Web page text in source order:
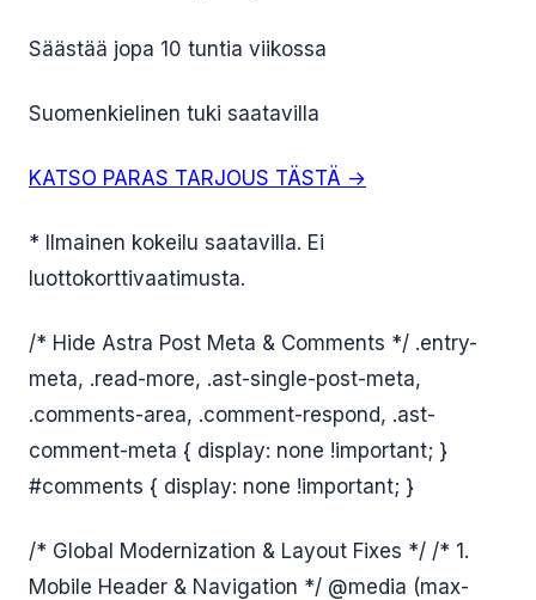
Säästää jopa 10 tuntia viikossa
Suomenkielinen tuki saatavilla
KATSO PARAS TARJOUS TÄSTÄ →
* Ilmainen kokeilu saatavilla. Ei
luottokorttivaatimusta.
/* Hide Astra Post Meta & Comments */ .entry-
meta, .read-more, .ast-single-post-meta,
.comments-area, .comment-respond, .ast-
comment-meta { display: none !important; }
#comments { display: none !important; }
/* Global Modernization & Layout Fixes */ /* 1.
Mobile Header & Navigation */ @media (max-